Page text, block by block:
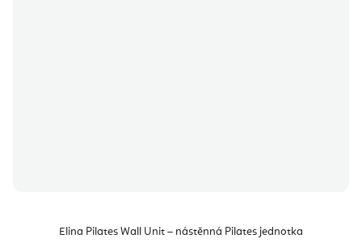
Elina Pilates Wall Unit – nástěnná Pilates jednotka